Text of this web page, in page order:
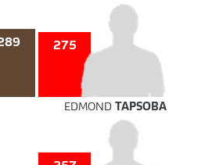
275
EDMOND TAPSOBA